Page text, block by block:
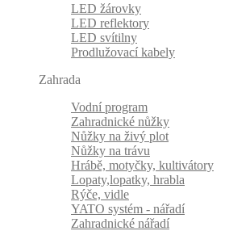
LED žárovky
LED reflektory
LED svítilny
Prodlužovací kabely
Zahrada
Vodní program
Zahradnické nůžky
Nůžky na živý plot
Nůžky na trávu
Hrábě, motyčky, kultivátory
Lopaty,lopatky, hrabla
Rýče, vidle
YATO systém - nářadí
Zahradnické nářadí